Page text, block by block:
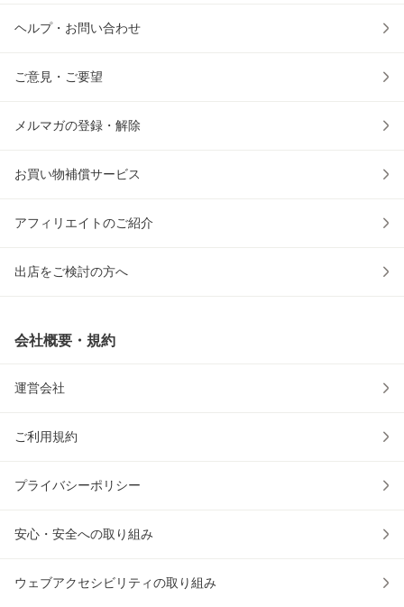
ヘルプ・お問い合わせ
ご意見・ご要望
メルマガの登録・解除
お買い物補償サービス
アフィリエイトのご紹介
出店をご検討の方へ
会社概要・規約
運営会社
ご利用規約
プライバシーポリシー
安心・安全への取り組み
ウェブアクセシビリティの取り組み